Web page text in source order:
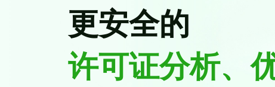
更安全的
许可证分析、